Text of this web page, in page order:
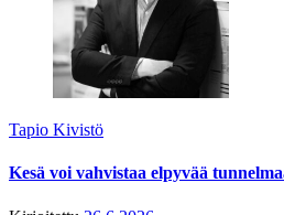
Tapio Kivistö
Kesä voi vahvistaa elpyvää